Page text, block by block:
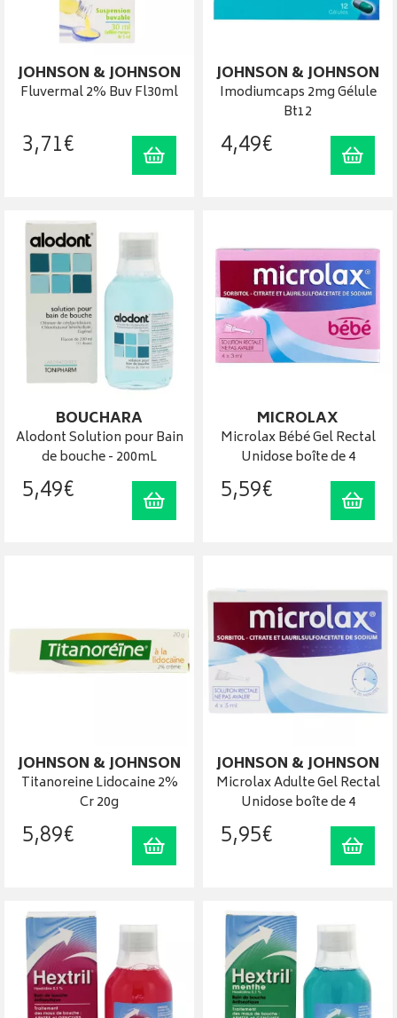
JOHNSON & JOHNSON
Fluvermal 2% Buv Fl30ml
3,71€ Ajouter au panier
JOHNSON & JOHNSON
Imodiumcaps 2mg Gélule
Bt12
4,49€
BOUCHARA
Alodont Solution pour Bain
de bouche - 200mL
5,49€ Ajouter au panier
MICROLAX
Microlax Bébé Gel Rectal
Unidose boîte de 4
5,59€
JOHNSON & JOHNSON
Titanoreine Lidocaine 2%
Cr 20g
5,89€ Ajouter au panier
JOHNSON & JOHNSON
Microlax Adulte Gel Rectal
Unidose boîte de 4
5,95€